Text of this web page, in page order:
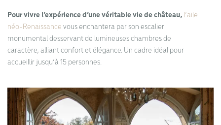
Pour vivre l’expérience d’une véritable vie de château, l’aile
néo-Renaissance vous enchantera par son escalier
monumental desservant de lumineuses chambres de
caractère, alliant confort et élégance. Un cadre idéal pour
accueillir jusqu’à 15 personnes.